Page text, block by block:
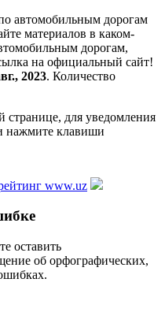
автомобильным дорогам
материалов в каком-
дорогам,
на официальный сайт!
2023. Количество
для уведомления
нажмите клавиши
оставить
об орфографических,